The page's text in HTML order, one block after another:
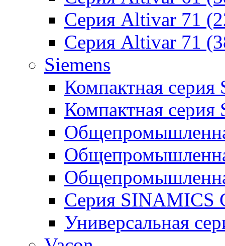
Серия Altivar 71
Серия Altivar 71
Siemens
Компактная
Компактная
Серия SINAMICS
Универсальная